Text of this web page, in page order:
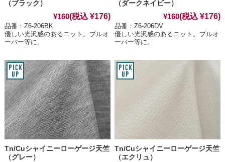
（ブラック）
¥160(税込 ¥176)
品番：Z6-206BK
優しい光沢感のあるニット。プルオ
ーバー等に。
（ダークネイビー）
¥160(税込 ¥176)
品番：Z6-206DV
優しい光沢感のあるニット。プルオ
ーバー等に。
Tn/Cuシャイニーローゲージ天竺
（グレー）
Tn/Cuシャイニーローゲージ天竺
（エクリュ）